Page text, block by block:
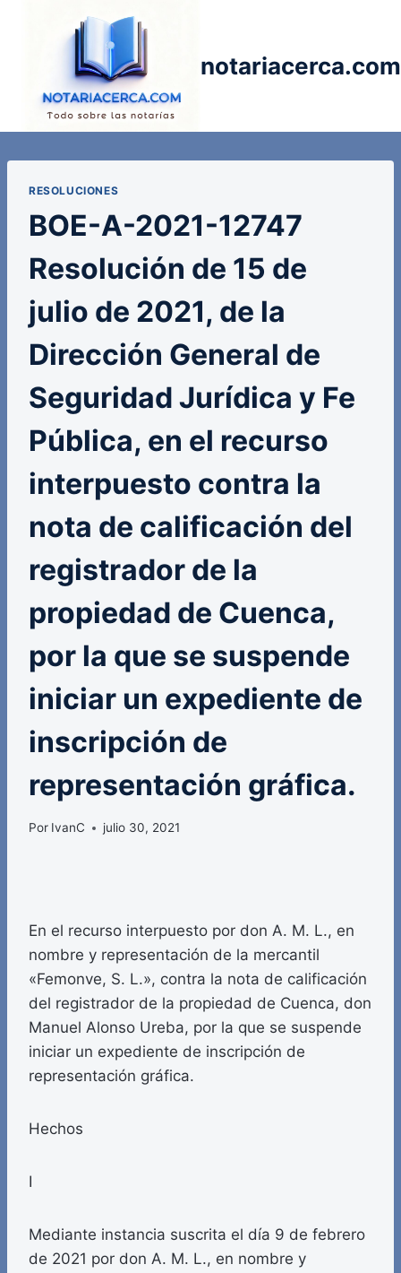
notariacerca.com
RESOLUCIONES
BOE-A-2021-12747
Resolución de 15 de
julio de 2021, de la
Dirección General de
Seguridad Jurídica y Fe
Pública, en el recurso
interpuesto contra la
nota de calificación del
registrador de la
propiedad de Cuenca,
por la que se suspende
iniciar un expediente de
inscripción de
representación gráfica.
Por IvanC julio 30, 2021
En el recurso interpuesto por don A. M. L., en
nombre y representación de la mercantil
«Femonve, S. L.», contra la nota de calificación
del registrador de la propiedad de Cuenca, don
Manuel Alonso Ureba, por la que se suspende
iniciar un expediente de inscripción de
representación gráfica.
Hechos
I
Mediante instancia suscrita el día 9 de febrero
de 2021 por don A. M. L., en nombre y